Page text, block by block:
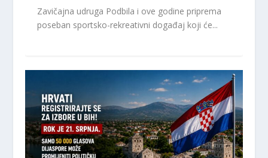
Zavičajna udruga Podbila i ove godine priprema
poseban sportsko-rekreativni događaj koji će...